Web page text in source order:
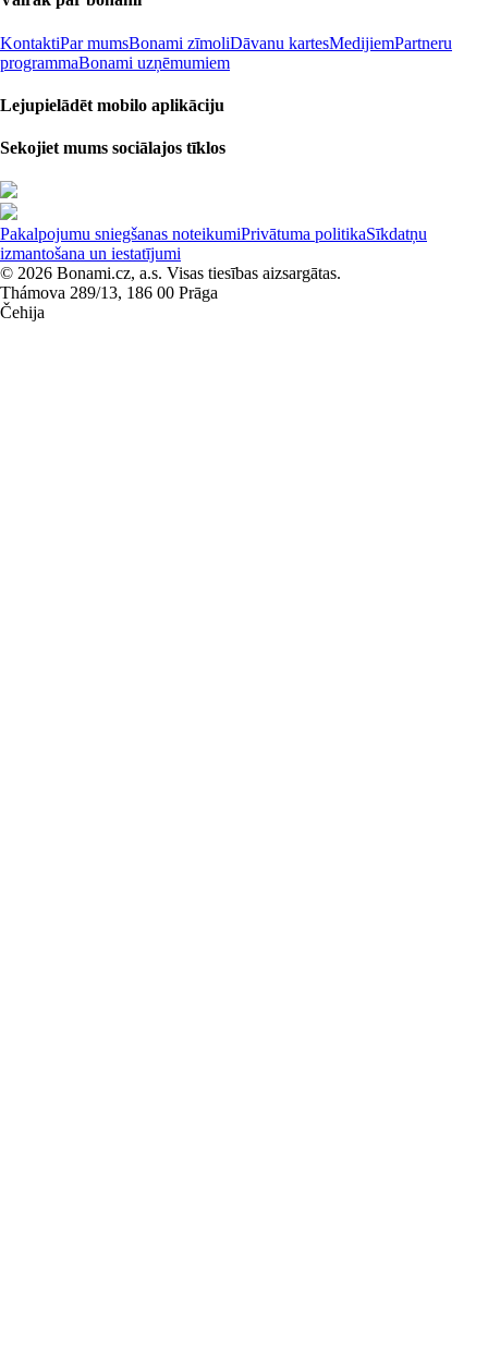
KontaktiPar mumsBonami zīmoliDāvanu kartesMedijiemPartneru
programmaBonami uzņēmumiem
Lejupielādēt mobilo aplikāciju
Sekojiet mums sociālajos tīklos
Pakalpojumu sniegšanas noteikumiPrivātuma politikaSīkdatņu
izmantošana un iestatījumi
© 2026 Bonami.cz, a.s. Visas tiesības aizsargātas.
Thámova 289/13, 186 00 Prāga
Čehija